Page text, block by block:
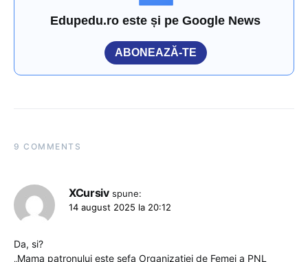
Edupedu.ro este și pe Google News
ABONEAZĂ-TE
9 COMMENTS
XCursiv spune:
14 august 2025 la 20:12
Da, si?
„Mama patronului este șefa Organizației de Femei a PNL